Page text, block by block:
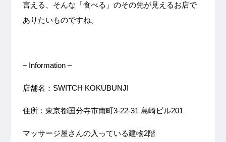
言える、そんな「食べる」のその先が見えるお店で
ありたいものですね。
– Information –
店舗名：SWITCH KOKUBUNJI
住所：東京都国分寺市南町3-22-31 島崎ビル201
マッサージ屋さんの入っている建物2階